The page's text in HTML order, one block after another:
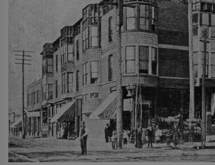
nebezpečná příroda proměnila v jednu z
nejpůsobivějších námořních záhad? […]